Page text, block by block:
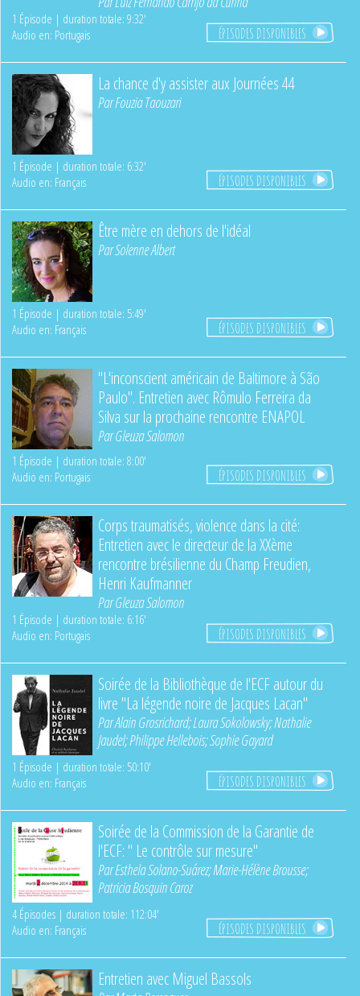
1 Épisode | duration totale: 9:32'
Audio en: Portugais
ÉPISODES DISPONIBLES
La chance d'y assister aux Journées 44
ParFouzia Taouzari
1 Épisode | duration totale: 6:32'
Audio en: Français
ÉPISODES DISPONIBLES
Être mère en dehors de l'idéal
ParSolenne Albert
1 Épisode | duration totale: 5:49'
Audio en: Français
ÉPISODES DISPONIBLES
"L'inconscient américain de Baltimore à São
Paulo". Entretien avec Rômulo Ferreira da
Silva sur la prochaine rencontre ENAPOL
ParGleuza Salomon
1 Épisode | duration totale: 8:00'
Audio en: Portugais
ÉPISODES DISPONIBLES
Corps traumatisés, violence dans la cité:
Entretien avec le directeur de la XXème
rencontre brésilienne du Champ Freudien,
Henri Kaufmanner
ParGleuza Salomon
1 Épisode | duration totale: 6:16'
Audio en: Portugais
ÉPISODES DISPONIBLES
Soirée de la Bibliothèque de l'ECF autour du
livre "La légende noire de Jacques Lacan"
ParAlain Grosrichard;Laura Sokolowsky;Nathalie
Jaudel;Philippe Hellebois;Sophie Gayard
1 Épisode | duration totale: 50:10'
Audio en: Français
ÉPISODES DISPONIBLES
Soirée de la Commission de la Garantie de
l'ECF: " Le contrôle sur mesure"
ParEsthela Solano-Suárez;Marie-Hélène Brousse;
Patricia Bosquin Caroz
4 Épisodes | duration totale: 112:04'
Audio en: Français
ÉPISODES DISPONIBLES
Entretien avec Miguel Bassols